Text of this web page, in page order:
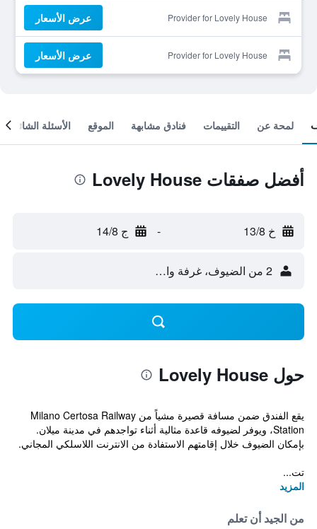
Provider for Lovely House عرض الأسعار
Provider for Lovely House عرض الأسعار
لمحة عن التقييمات فنادق مشابهة الموقع الأسئلة الشائعة
أفضل صفقات Lovely House
خ 13/8 - ج 14/8
2 من الضيوف، غرفة واحدة
حول Lovely House
يقع الفندق ضمن مسافة قصيرة مشياً من Milano Certosa Railway
Station، ويوفر لضيوفه قاعدة مثالية أثناء تواجدهم في مدينة ميلان.
بإمكان الضيوف خلال إقامتهم الاستفادة من الانترنت اللاسلكي المجاني.
تت...
المزيد
من الجيد أن تعلم